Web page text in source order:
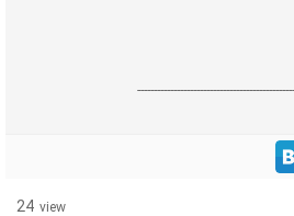
24 view